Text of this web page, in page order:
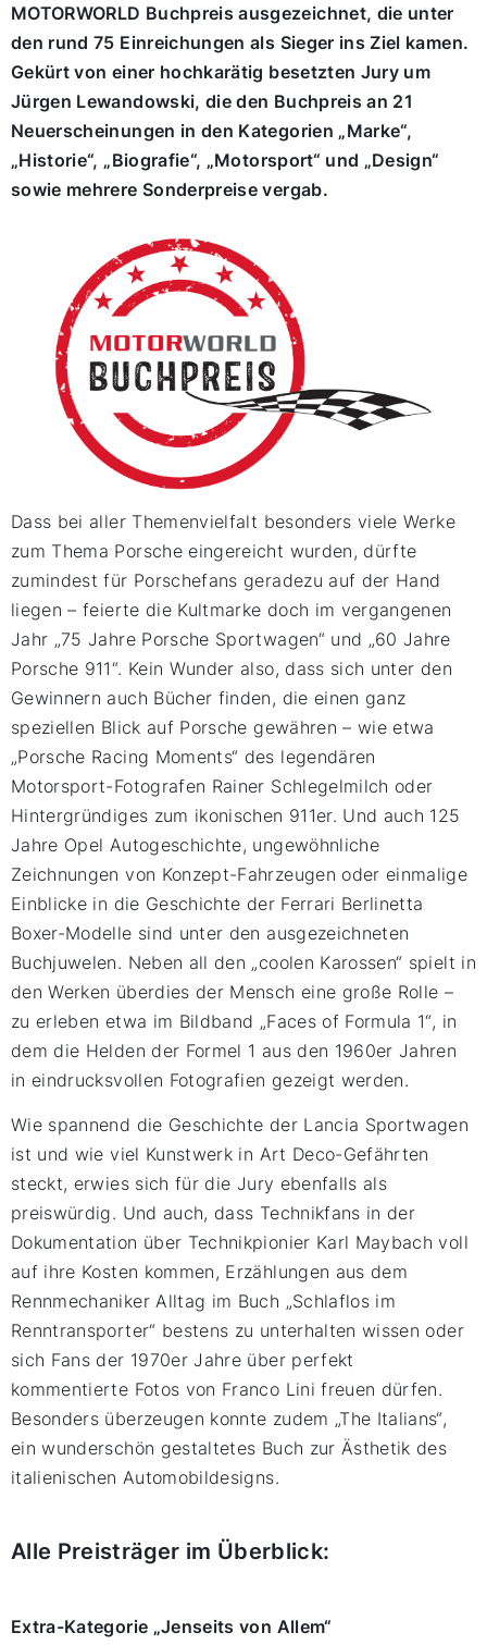
MOTORWORLD Buchpreis ausgezeichnet, die unter
den rund 75 Einreichungen als Sieger ins Ziel kamen.
Gekürt von einer hochkarätig besetzten Jury um
Jürgen Lewandowski, die den Buchpreis an 21
Neuerscheinungen in den Kategorien „Marke“,
„Historie“, „Biografie“, „Motorsport“ und „Design“
sowie mehrere Sonderpreise vergab.
Dass bei aller Themenvielfalt besonders viele Werke
zum Thema Porsche eingereicht wurden, dürfte
zumindest für Porschefans geradezu auf der Hand
liegen – feierte die Kultmarke doch im vergangenen
Jahr „75 Jahre Porsche Sportwagen“ und „60 Jahre
Porsche 911“. Kein Wunder also, dass sich unter den
Gewinnern auch Bücher finden, die einen ganz
speziellen Blick auf Porsche gewähren – wie etwa
„Porsche Racing Moments“ des legendären
Motorsport-Fotografen Rainer Schlegelmilch oder
Hintergründiges zum ikonischen 911er. Und auch 125
Jahre Opel Autogeschichte, ungewöhnliche
Zeichnungen von Konzept-Fahrzeugen oder einmalige
Einblicke in die Geschichte der Ferrari Berlinetta
Boxer-Modelle sind unter den ausgezeichneten
Buchjuwelen. Neben all den „coolen Karossen“ spielt in
den Werken überdies der Mensch eine große Rolle –
zu erleben etwa im Bildband „Faces of Formula 1“, in
dem die Helden der Formel 1 aus den 1960er Jahren
in eindrucksvollen Fotografien gezeigt werden.
Wie spannend die Geschichte der Lancia Sportwagen
ist und wie viel Kunstwerk in Art Deco-Gefährten
steckt, erwies sich für die Jury ebenfalls als
preiswürdig. Und auch, dass Technikfans in der
Dokumentation über Technikpionier Karl Maybach voll
auf ihre Kosten kommen, Erzählungen aus dem
Rennmechaniker Alltag im Buch „Schlaflos im
Renntransporter“ bestens zu unterhalten wissen oder
sich Fans der 1970er Jahre über perfekt
kommentierte Fotos von Franco Lini freuen dürfen.
Besonders überzeugen konnte zudem „The Italians“,
ein wunderschön gestaltetes Buch zur Ästhetik des
italienischen Automobildesigns.
Alle Preisträger im Überblick:
Extra-Kategorie „Jenseits von Allem“